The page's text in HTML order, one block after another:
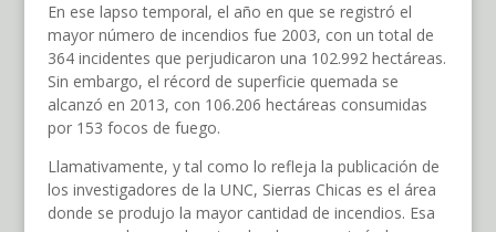
En ese lapso temporal, el año en que se registró el
mayor número de incendios fue 2003, con un total de
364 incidentes que perjudicaron una 102.992 hectáreas.
Sin embargo, el récord de superficie quemada se
alcanzó en 2013, con 106.206 hectáreas consumidas
por 153 focos de fuego.
Llamativamente, y tal como lo refleja la publicación de
los investigadores de la UNC, Sierras Chicas es el área
donde se produjo la mayor cantidad de incendios. Esa